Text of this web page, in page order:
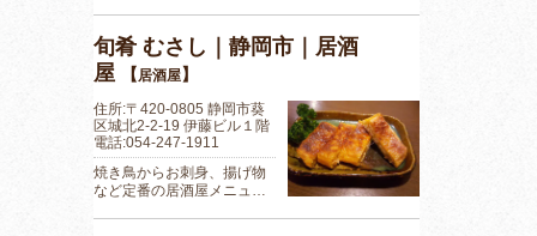
旬肴 むさし｜静岡市｜居酒
屋
【居酒屋】
住所:〒420-0805 静岡市葵
区城北2-2-19 伊藤ビル１階
電話:054-247-1911
焼き鳥からお刺身、揚げ物
など定番の居酒屋メニュ…